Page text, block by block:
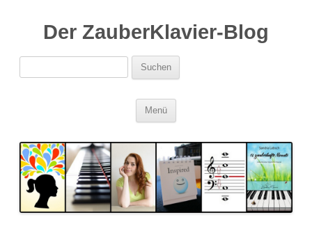
Der ZauberKlavier-Blog
Suchen
nach:
Menü